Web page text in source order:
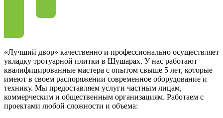
«Лучший двор» качественно и профессионально осуществляет
укладку тротуарной плитки в Шушарах. У нас работают
квалифицированные мастера с опытом свыше 5 лет, которые
имеют в своем распоряжении современное оборудование и
технику. Мы предоставляем услуги частным лицам,
коммерческим и общественным организациям. Работаем с
проектами любой сложности и объема: